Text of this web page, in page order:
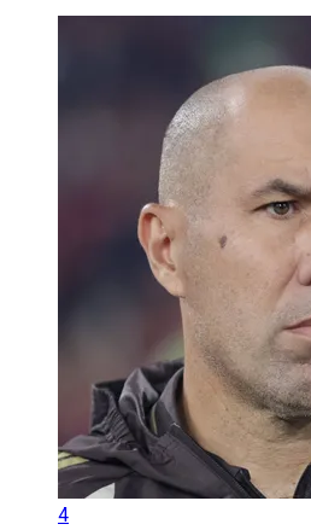
4